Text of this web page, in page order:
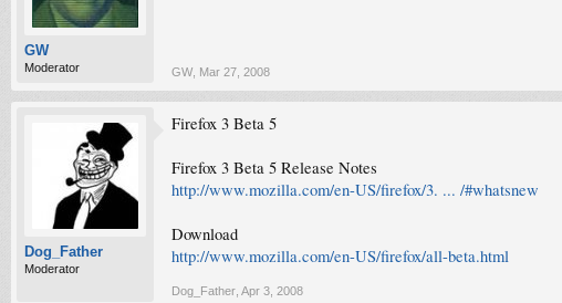
GW
Moderator GW Mar 27, 2008
Dog_Father
Moderator
Firefox 3 Beta 5
Firefox 3 Beta 5 Release Notes
http://www.mozilla.com/en-US/firefox/3. ... /#whatsnew
Download
http://www.mozilla.com/en-US/firefox/all-beta.html
Dog_Father Apr 3, 2008